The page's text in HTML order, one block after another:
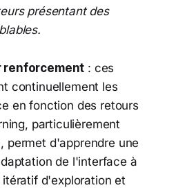
présentant des
renforcement : ces
continuellement les
en fonction des retours
particulièrement
permet d'apprendre une
de l'interface à
d'exploration et